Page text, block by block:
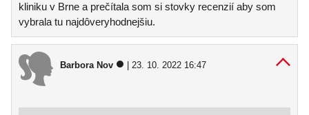
kliniku v Brne a prečítala som si stovky recenzií aby som
vybrala tu najdôveryhodnejšiu.
Barbora Nov | 23. 10. 2022 16:47